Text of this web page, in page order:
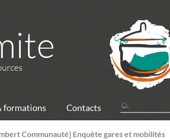
formations Contacts
Communauté] Enquête gares et mobilités